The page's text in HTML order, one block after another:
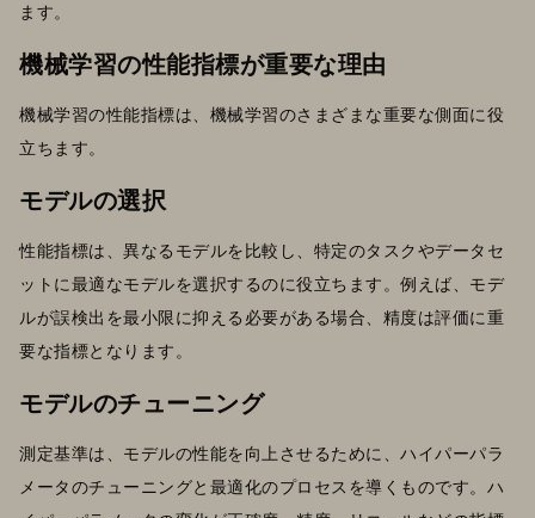
ます。
機械学習の性能指標が重要な理由
機械学習の性能指標は、機械学習のさまざまな重要な側面に役
立ちます。
モデルの選択
性能指標は、異なるモデルを比較し、特定のタスクやデータセ
ットに最適なモデルを選択するのに役立ちます。例えば、モデ
ルが誤検出を最小限に抑える必要がある場合、精度は評価に重
要な指標となります。
モデルのチューニング
測定基準は、モデルの性能を向上させるために、ハイパーパラ
メータのチューニングと最適化のプロセスを導くものです。ハ